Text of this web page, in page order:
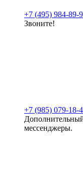
+7 (495) 984-89-
Звоните!
+7 (985) 079-18-
мессенджеры.